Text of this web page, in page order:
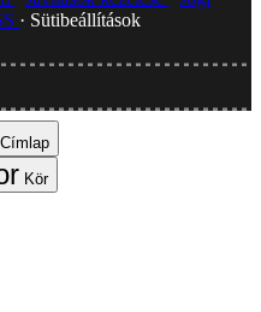
Sütibeállítások
Címlap
Kör